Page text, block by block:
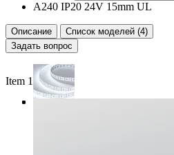
A240 IP20 24V 15mm UL
Описание
Список моделей (4)
Задать вопрос
Item 1 of 4